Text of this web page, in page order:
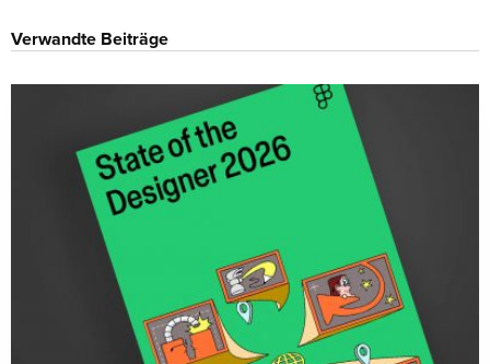
Verwandte Beiträge